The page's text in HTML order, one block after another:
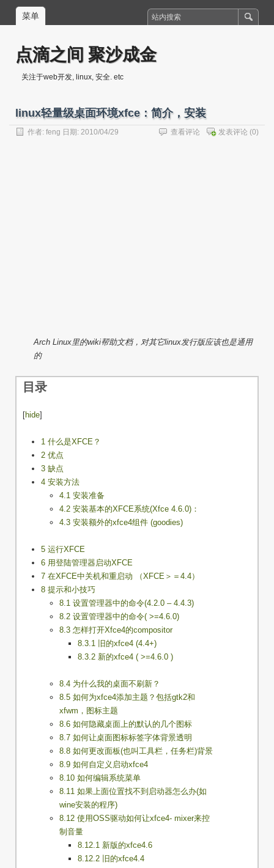
菜单
点滴之间 聚沙成金
关注于web开发, linux, 安全. etc
linux轻量级桌面环境xfce：简介，安装
作者: feng 日期: 2010/04/29 发表评论 (0)
查看评论
Arch Linux里的wiki帮助文档，对其它linux发行版应该也是通用
的
目录
[hide]
1 什么是XFCE？
2 优点
3 缺点
4 安装方法
4.1 安装准备
4.2 安装基本的XFCE系统(Xfce 4.6.0)：
4.3 安装额外的xfce4组件 (goodies)
5 运行XFCE
6 用登陆管理器启动XFCE
7 在XFCE中关机和重启动 （XFCE＞＝4.4）
8 提示和小技巧
8.1 设置管理器中的命令(4.2.0 – 4.4.3)
8.2 设置管理器中的命令( >=4.6.0)
8.3 怎样打开Xfce4的compositor
8.3.1 旧的xfce4 (4.4+)
8.3.2 新的xfce4 ( >=4.6.0 )
8.4 为什么我的桌面不刷新？
8.5 如何为xfce4添加主题？包括gtk2和
xfwm，图标主题
8.6 如何隐藏桌面上的默认的几个图标
8.7 如何让桌面图标标签字体背景透明
8.8 如何更改面板(也叫工具栏，任务栏)背景
8.9 如何自定义启动xfce4
8.10 如何编辑系统菜单
8.11 如果上面位置找不到启动器怎么办(如
wine安装的程序)
8.12 使用OSS驱动如何让xfce4- mixer来控
制音量
8.12.1 新版的xfce4.6
8.12.2 旧的xfce4.4